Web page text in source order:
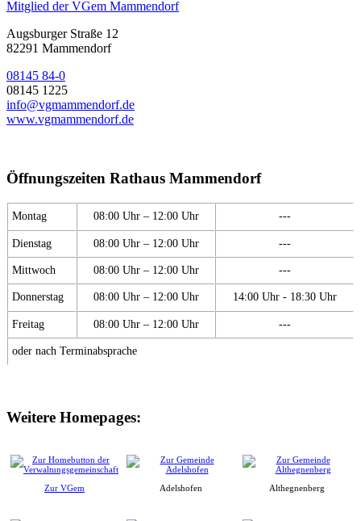
Mitglied der VGem Mammendorf
Augsburger Straße 12
82291 Mammendorf
08145 84-0
08145 1225
info@vgmammendorf.de
www.vgmammendorf.de
Öffnungszeiten Rathaus Mammendorf
Montag 08:00 Uhr – 12:00 Uhr ---
Dienstag 08:00 Uhr – 12:00 Uhr ---
Mittwoch 08:00 Uhr – 12:00 Uhr ---
Donnerstag 08:00 Uhr – 12:00 Uhr 14:00 Uhr - 18:30 Uhr
Freitag 08:00 Uhr – 12:00 Uhr ---
oder nach Terminabsprache
Weitere Homepages:
Zur VGem Adelshofen Althegnenberg